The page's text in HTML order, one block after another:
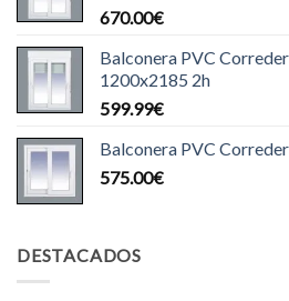
670.00€
Balconera PVC
1200x2185 2h
599.99€
Balconera PVC
575.00€
DESTACADOS